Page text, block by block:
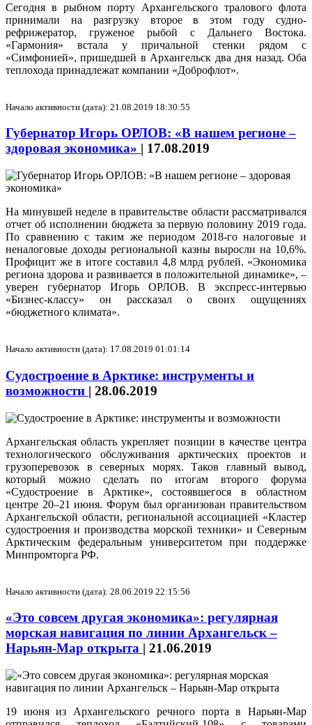
Сегодня в рыбном порту Архангельского тралового флота
принимали на разгрузку второе в этом году судно-
рефрижератор, груженое рыбой с Дальнего Востока.
«Гармония» встала у причальной стенки рядом с
«Симфонией», пришедшей в Архангельск два дня назад. Оба
теплохода принадлежат компании «Доброфлот».
Начало активности (дата): 21.08.2019 18:30:55
Губернатор Игорь ОРЛОВ: «В нашем регионе –
здоровая экономика» | 17.08.2019
На минувшей неделе в правительстве области рассматривался
отчет об исполнении бюджета за первую половину 2019 года.
По сравнению с таким же периодом 2018-го налоговые и
неналоговые доходы региональной казны выросли на 10,6%.
Профицит же в итоге составил 4,8 млрд рублей. «Экономика
региона здорова и развивается в положительной динамике», –
уверен губернатор Игорь ОРЛОВ. В экспресс-интервью
«Бизнес-классу» он рассказал о своих ощущениях
«бюджетного климата».
Начало активности (дата): 17.08.2019 01:01:14
Судостроение в Арктике: инструменты и
возможности | 28.06.2019
Архангельская область укрепляет позиции в качестве центра
технологического обслуживания арктических проектов и
грузоперевозок в северных морях. Таков главный вывод,
который можно сделать по итогам второго форума
«Судостроение в Арктике», состоявшегося в областном
центре 20–21 июня. Форум был организован правительством
Архангельской области, региональной ассоциацией «Кластер
судостроения и производства морской техники» и Северным
Арктическим федеральным университетом при поддержке
Минпромторга РФ.
Начало активности (дата): 28.06.2019 22:15:56
«Это совсем другая экономика»: регулярная
морская навигация по линии Архангельск –
Нарьян-Мар открыта | 21.06.2019
19 июня из Архангельского речного порта в Нарьян-Мар